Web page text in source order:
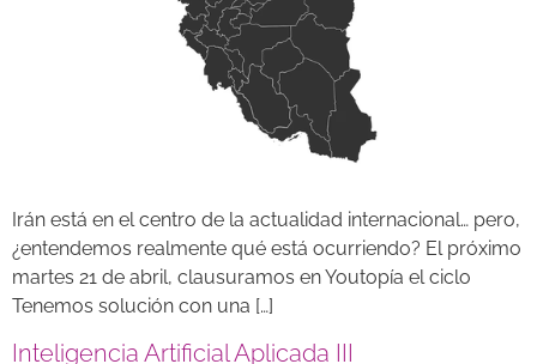
Irán está en el centro de la actualidad internacional… pero,
¿entendemos realmente qué está ocurriendo? El próximo
martes 21 de abril, clausuramos en Youtopía el ciclo
Tenemos solución con una […]
Inteligencia Artificial Aplicada III